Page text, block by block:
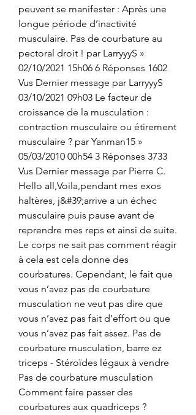
peuvent se manifester : Après une
longue période d’inactivité
musculaire. Pas de courbature au
pectoral droit ! par LarryyyS »
02/10/2021 15h06 6 Réponses 1602
Vus Dernier message par LarryyyS
03/10/2021 09h03 Le facteur de
croissance de la musculation :
contraction musculaire ou étirement
musculaire ? par Yanman15 »
05/03/2010 00h54 3 Réponses 3733
Vus Dernier message par Pierre C.
Hello all,Voila,pendant mes exos
haltères, j&#39;arrive a un échec
musculaire puis pause avant de
reprendre mes reps et ainsi de suite.
Le corps ne sait pas comment réagir
à cela est cela donne des
courbatures. Cependant, le fait que
vous n’avez pas de courbature
musculation ne veut pas dire que
vous n’avez pas fait d’effort ou que
vous n’avez pas fait assez. Pas de
courbature musculation, barre ez
triceps - Stéroïdes légaux à vendre
Pas de courbature musculation
Comment faire passer des
courbatures aux quadriceps ?